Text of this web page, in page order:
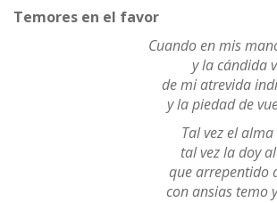
Temores en el favor
Cuando en mis
y la cándida
de mi atrevida
y la piedad de
Tal vez el
tal vez la doy
que arrepentido
con ansias temo